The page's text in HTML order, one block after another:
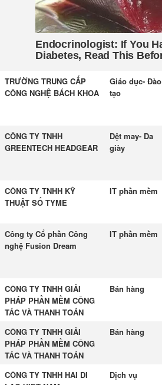
TRƯỜNG TRUNG CẤP
CÔNG NGHỆ BÁCH KHOA
Giáo dục- Đào
tạo
CÔNG TY TNHH
GREENTECH HEADGEAR
Dệt may- Da
giày
CÔNG TY TNHH KỸ
THUẬT SỐ TYME
IT phần mềm
Công ty Cổ phần Công
nghệ Fusion Dream
IT phần mềm
CÔNG TY TNHH GIẢI
PHÁP PHẦN MỀM CÔNG
TÁC VÀ THANH TOÁN
Bán hàng
CÔNG TY TNHH GIẢI
PHÁP PHẦN MỀM CÔNG
TÁC VÀ THANH TOÁN
Bán hàng
CÔNG TY TNHH HAI DI
Dịch vụ